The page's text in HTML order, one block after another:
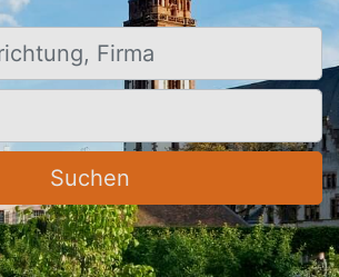
Firma
Suchen